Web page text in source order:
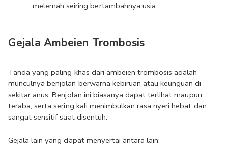
melemah seiring bertambahnya usia.
Gejala Ambeien Trombosis
Tanda yang paling khas dari ambeien trombosis adalah
munculnya benjolan berwarna kebiruan atau keunguan di
sekitar anus. Benjolan ini biasanya dapat terlihat maupun
teraba, serta sering kali menimbulkan rasa nyeri hebat dan
sangat sensitif saat disentuh.
Gejala lain yang dapat menyertai antara lain: